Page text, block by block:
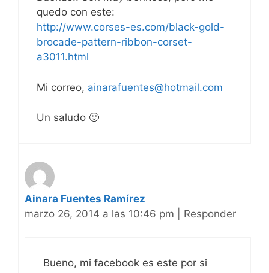
quedo con este:
http://www.corses-es.com/black-gold-
brocade-pattern-ribbon-corset-
a3011.html
Mi correo, ainarafuentes@hotmail.com
Un saludo 🙂
Ainara Fuentes Ramírez
marzo 26, 2014 a las 10:46 pm
Responder
Bueno, mi facebook es este por si